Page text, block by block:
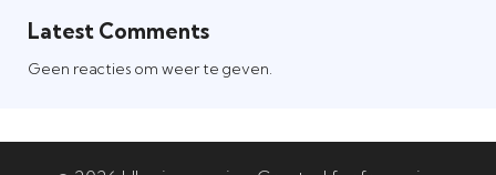
Latest Comments
Geen reacties om weer te geven.